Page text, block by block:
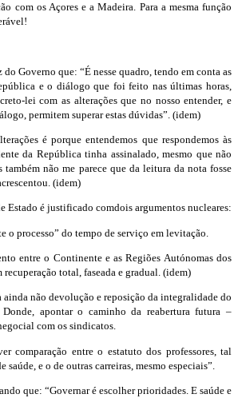
com os Açores e aMadeira. Para a mesma função
do Governo que: “É nesse quadro, tendo em conta as
e o diálogo que foi feito nas últimas horas
lei com as alteraçõesque no nosso entender, e
, permitem superar estas dúvidas”. (idem)
é porque entendemos que respondemos às
da República tinha assinalado, mesmo que não
também não me parece que da leitura da nota fosse
. (idem)
Estado é justificado comdois argumentos nucleares:
o processo” do tempo de serviço em levitação.
entre o Continente e as Regiões Autónomas dos
recuperação total, faseada e gradual. (idem)
ainda não devolução e reposição da integralidade do
, apontar o caminho da reabertura futura–
com os sindicatos.
comparação entre o estatuto dos professores, tal
e o de outras carreiras, mesmo especiais”.
que: “Governar é escolher prioridades. E saúde e